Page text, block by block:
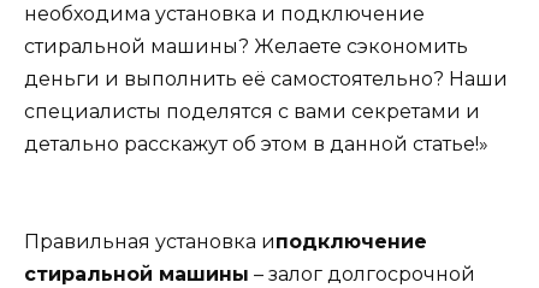
необходима установка и подключение
стиральной машины? Желаете сэкономить
деньги и выполнить её самостоятельно? Наши
специалисты поделятся с вами секретами и
детально расскажут об этом в данной статье!»
Правильная установка иподключение
стиральной машины – залог долгосрочной